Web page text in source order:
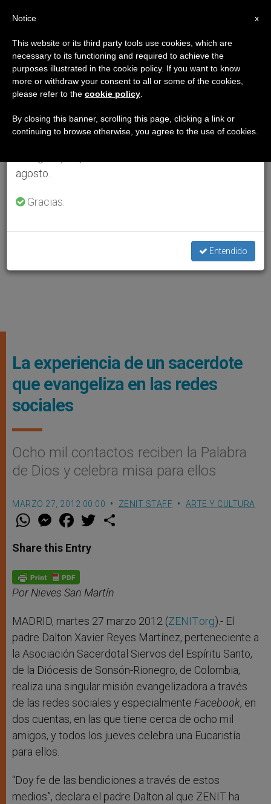
La experiencia de un sacerdote
que evangeliza en las redes
sociales
Ocho mil contactos reciben la Palabra
de Dios y celebra misa para ellos
MARZO 27, 2012 00:00 ZENIT STAFF ARTE Y CULTURA
W
t
s
p
p
M
e
s
e
g
e
r
F
a
e
b
o
k
w
Share this Entry
Por Nieves San Martín
MADRID, martes 27 marzo 2012 (ZENIT.org).- El
padre Dalton Xavier Reyes Martínez, perteneciente a
la Asociación Sacerdotal Siervos del Espíritu Santo,
de la Diócesis de Sonsón-Rionegro, de Colombia,
realiza una singular misión evangelizadora a través
de las redes sociales y especialmente Facebook, en
dos cuentas, en las que tiene cerca de ocho mil
amigos, y todos los jueves celebra una Eucaristía
para ellos.
“Doy fe de las bendiciones a través de estos
medios”, declara el padre Dalton al que ZENIT ha
×
Aviso importante
Del 27 de julio al 7 de agosto haremos la pausa
anual, aprovechando que en el periodo de verano
se generan menos informaciones y también el
agosto.
Gracias.
Entendido
x
Notice
This website or its third party tools use cookies, which are
necessary to its functioning and required to achieve the
purposes illustrated in the cookie policy. If you want to know
more or withdraw your consent to all or some of the cookies,
please refer to the cookie policy
By closing this banner, scrolling this page, clicking a link or
continuing to browse otherwise, you agree to the use of cookies.